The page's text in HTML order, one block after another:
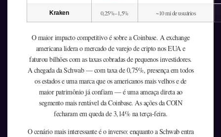
Kraken 0,25%–1,5% ~10 mi de usuários
O maior impacto competitivo é sobre a Coinbase. A exchange
americana lidera o mercado de varejo de cripto nos EUA e
faturou bilhões com as taxas cobradas de pequenos investidores.
A chegada da Schwab — com taxa de 0,75%, presença em todos
os estados e uma marca que os americanos mais velhos e de
maior patrimônio já confiam — é uma ameaça direta ao
segmento mais rentável da Coinbase. As ações da COIN
fecharam em queda de 3,14% na terça-feira.
O cenário mais interessante é o inverso: enquanto a Schwab entra